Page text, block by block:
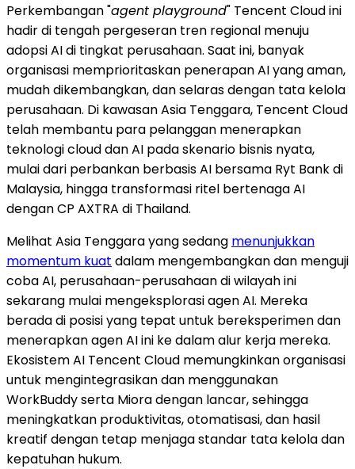
Perkembangan "agent playground" Tencent Cloud ini
hadir di tengah pergeseran tren regional menuju
adopsi AI di tingkat perusahaan. Saat ini, banyak
organisasi memprioritaskan penerapan AI yang aman,
mudah dikembangkan, dan selaras dengan tata kelola
perusahaan. Di kawasan Asia Tenggara, Tencent Cloud
telah membantu para pelanggan menerapkan
teknologi cloud dan AI pada skenario bisnis nyata,
mulai dari perbankan berbasis AI bersama Ryt Bank di
Malaysia, hingga transformasi ritel bertenaga AI
dengan CP AXTRA di Thailand.
Melihat Asia Tenggara yang sedang menunjukkan
momentum kuat dalam mengembangkan dan menguji
coba AI, perusahaan-perusahaan di wilayah ini
sekarang mulai mengeksplorasi agen AI. Mereka
berada di posisi yang tepat untuk bereksperimen dan
menerapkan agen AI ini ke dalam alur kerja mereka.
Ekosistem AI Tencent Cloud memungkinkan organisasi
untuk mengintegrasikan dan menggunakan
WorkBuddy serta Miora dengan lancar, sehingga
meningkatkan produktivitas, otomatisasi, dan hasil
kreatif dengan tetap menjaga standar tata kelola dan
kepatuhan hukum.